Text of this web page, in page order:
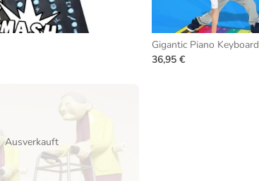
Gigantic Piano Keyboard
36,95 €
Ausverkauft